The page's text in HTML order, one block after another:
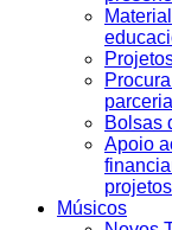
Material
Bolsas
Apoio
projetos
Músicos